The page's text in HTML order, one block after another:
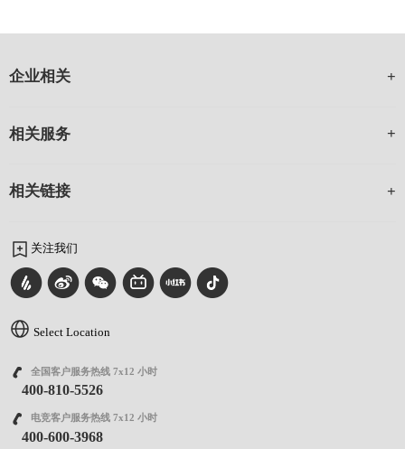
企业相关
相关服务
相关链接
关注我们
Select Location
全国客户服务热线 7x12 小时
400-810-5526
电竞客户服务热线 7x12 小时
400-600-3968